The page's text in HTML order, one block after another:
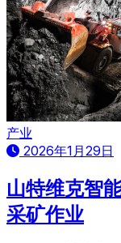
产业
2026年1月29日
山特维克智
采矿作业